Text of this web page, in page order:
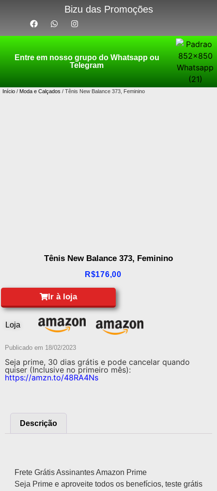
Bizu das Promoções
Entre em nosso grupo do Whatsapp ou
Telegram
Início / Moda e Calçados / Tênis New Balance 373, Feminino
Tênis New Balance 373, Feminino
R$176,00
Ir à loja
Loja
Publicado em 18/02/2023
Seja prime, 30 dias grátis e pode cancelar quando
quiser (Inclusive no primeiro mês):
https://amzn.to/48RA4Ns
Descrição
Frete Grátis Assinantes Amazon Prime
Seja Prime e aproveite todos os benefícios, teste grátis